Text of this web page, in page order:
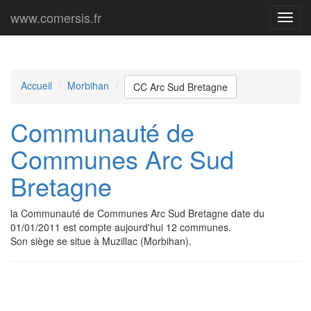
Menu
www.comersis.fr
Accueil Morbihan CC Arc Sud Bretagne
Communauté de
Communes Arc Sud
Bretagne
la Communauté de Communes Arc Sud Bretagne date du
01/01/2011 est compte aujourd'hui 12 communes.
Son siège se situe à Muzillac (Morbihan).